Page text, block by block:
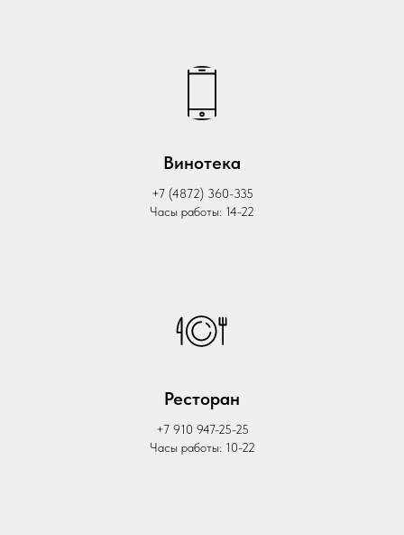
Винотека
+7 (4872) 360-335
Часы работы: 14-22
Ресторан
+7 910 947-25-25
Часы работы: 10-22